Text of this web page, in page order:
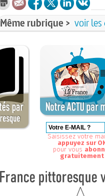
Même rubrique > voir les
Saisissez votre
appuyez sur
pour vous
gratuitement